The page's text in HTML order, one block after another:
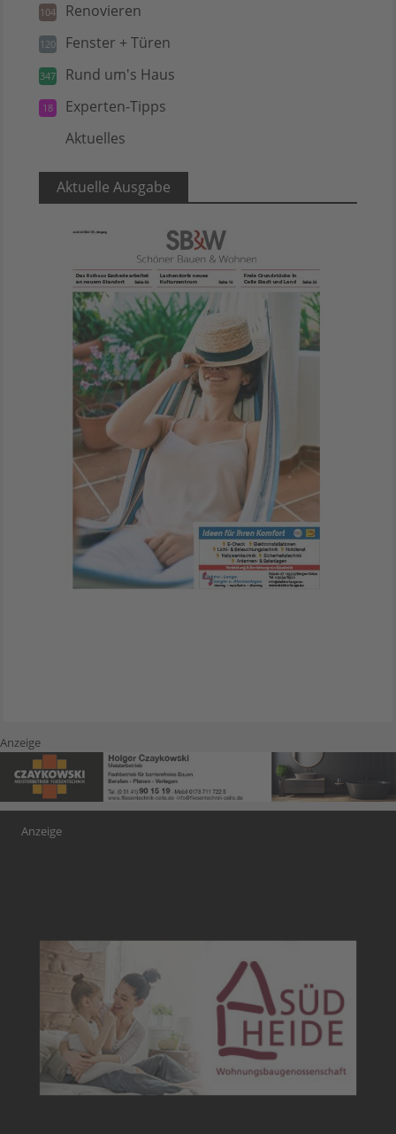
104 Renovieren
120 Fenster + Türen
347 Rund um's Haus
18 Experten-Tipps
Aktuelles
Aktuelle Ausgabe
Anzeige
Anzeige